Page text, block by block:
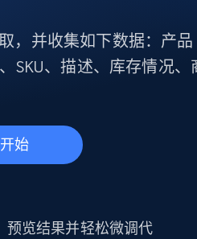
数据中心代理
，并收集如下数据：产品
SKU、描述、库存情况、
始
预览结果并轻松微调代